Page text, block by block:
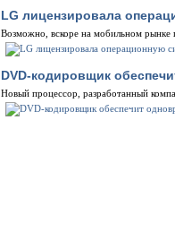
LG лицензировала
Возможно, вскоре на мобильном рынке
DVD-кодировщик
Новый процессор, разработанный